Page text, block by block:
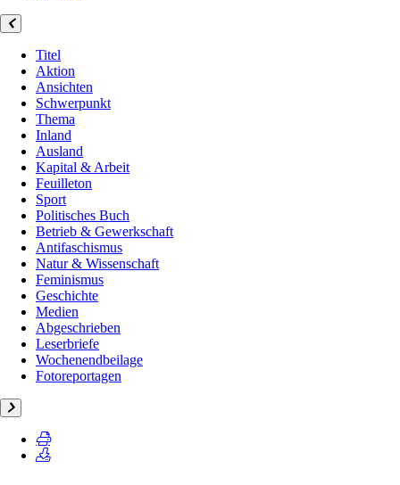
Titel
Aktion
Ansichten
Schwerpunkt
Thema
Inland
Ausland
Kapital & Arbeit
Feuilleton
Sport
Politisches Buch
Betrieb & Gewerkschaft
Antifaschismus
Natur & Wissenschaft
Feminismus
Geschichte
Medien
Abgeschrieben
Leserbriefe
Wochenendbeilage
Fotoreportagen